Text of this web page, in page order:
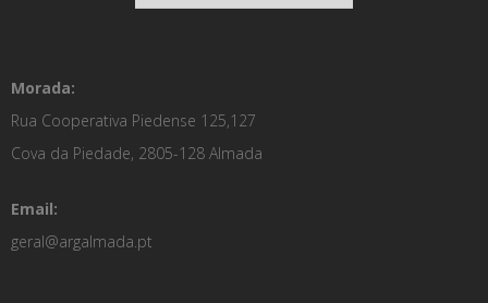
Morada:
Rua Cooperativa Piedense 125,127
Cova da Piedade, 2805-128 Almada
Email:
geral@argalmada.pt